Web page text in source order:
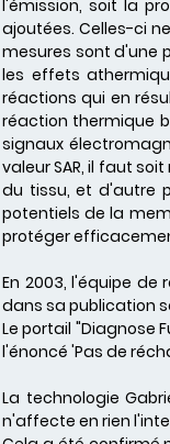
l'émission, soit la
ajoutées. Celles-ci
mesures sont d'une
les effets
réactions qui en
réaction thermique
signaux
valeur SAR, il faut
du tissu, et d'autre
potentiels de la
protéger
En 2003, l'équipe
dans sa publication
Le portail "Diagnose
l'énoncé 'Pas de
La technologie
n'affecte en rien